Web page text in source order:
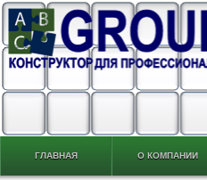
ГЛАВНАЯ О КОМПАНИИ